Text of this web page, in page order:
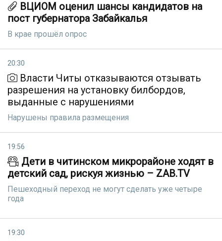
ВЦИОМ оценил шансы кандидатов на
пост губернатора Забайкалья
В крае прошёл опрос
20:30
Власти Читы отказываются отзывать
разрешения на установку билбордов,
выданные с нарушениями
Нарушены правила размещения
19:56
Дети в читинском микрорайоне ходят в
детский сад, рискуя жизнью – ZAB.TV
Пешеходный переход не могут сделать уже четыре
года
19:30